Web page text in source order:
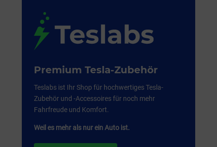
Premium Tesla-Zubehör
Teslabs ist Ihr Shop für hochwertiges Tesla-
Zubehör und -Accessoires für noch mehr
Fahrfreude und Komfort.
Weil es mehr als nur ein Auto ist.